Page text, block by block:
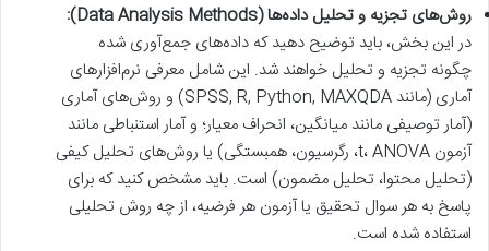
روش‌های تجزیه و تحلیل داده‌ها (Data Analysis Methods):
در این بخش، باید توضیح دهید که داده‌های جمع‌آوری شده
چگونه تجزیه و تحلیل خواهند شد. این شامل معرفی نرم‌افزارهای
آماری (مانند SPSS, R, Python, MAXQDA) و روش‌های آماری
(آمار توصیفی مانند میانگین، انحراف معیار؛ و آمار استنباطی مانند
آزمون t، ANOVA، رگرسیون، همبستگی) یا روش‌های تحلیل کیفی
(تحلیل محتوا، تحلیل مضمون) است. باید مشخص کنید که برای
پاسخ به هر سوال تحقیق یا آزمون هر فرضیه، از چه روش تحلیلی
استفاده شده است.